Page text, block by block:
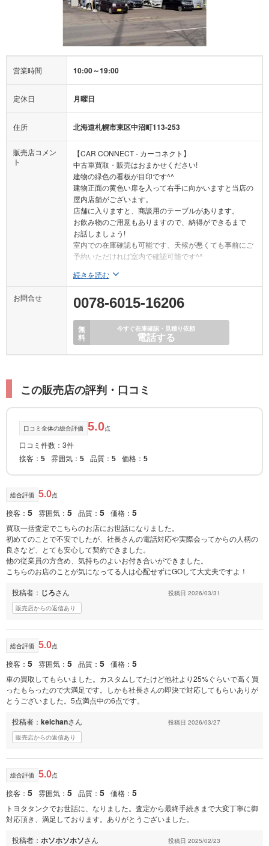
営業時間 10:00～19:00
定休日 月曜日
住所 北海道札幌市東区中沼町113-253
販売店コメン
ト
【CAR CONNECT - カーコネクト】
中古車買取・販売はおまかせください!
建物の緑色の看板が目印です^^
建物正面の黄色い扉を入って右手に向かいますと当店の
屋内店舗がございます。
店舗に入りますと、商談用のテーブルがあります。
お飲み物のご用意もありますので、納得ができるまで
お話しましょう!
室内での在庫確認も可能です、天候が悪くても事前にご
予約いただければ室内で確認可能です^^
続きを読む
お問合せ 0078-6015-16206
無
料
今すぐ在庫確認・見積り依頼
電話する
この販売店の評判・口コミ
口コミ全体の総合評価 5.0点
口コミ件数：3件
接客： 5 雰囲気： 5 品質： 5 価格： 5
総合評価 5.0点
接客： 5 雰囲気： 5 品質： 5 価格： 5
買取一括査定でこちらのお店にお世話になりました。
初めてのことで不安でしたが、社長さんの電話対応や実際会ってからの人柄の
良さなど、とても安心して契約できました。
他の従業員の方含め、気持ちのよいお付き合いができました。
こちらのお店のことが気になってる人は心配せずにGOして大丈夫ですよ！
投稿者： じろさん
投稿日 2026/03/31
販売店からの返信あり
総合評価 5.0点
接客： 5 雰囲気： 5 品質： 5 価格： 5
車の買取してもらいました。カスタムしてたけど他社より25%ぐらいで高く買
ったもらったので大満足です。しかも社長さんの即決で対応してもらいありが
とうございました。5点満点中の6点です。
投稿者： keichanさん
投稿日 2026/03/27
販売店からの返信あり
総合評価 5.0点
接客： 5 雰囲気： 5 品質： 5 価格： 5
トヨタタンクでお世話に、なりました。査定から最終手続きまで大変丁寧に御
対応頂き、満足しております。ありがとうございました。
投稿者： ホソホソホソさん
投稿日 2025/02/23